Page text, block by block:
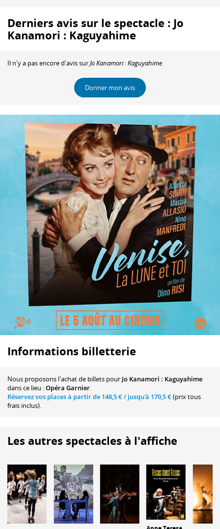
Derniers avis sur le spectacle : Jo
Kanamori : Kaguyahime
Il n'y a pas encore d'avis surJo Kanamori : Kaguyahime
Donner mon avis
Informations billetterie
Nous proposons l'achat de billets pour Jo Kanamori : Kaguyahime
dans ce lieu :Opéra Garnier.
Réservez vos places à partir de 148,5 €/ jusqu'à 170,5 €(prix tous
frais inclus).
Les autres spectacles à l'affiche